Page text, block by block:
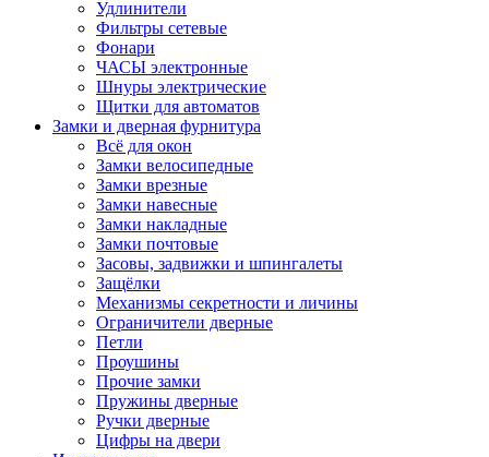
Удлинители
Фильтры сетевые
Фонари
ЧАСЫ электронные
Шнуры электрические
Щитки для автоматов
Замки и дверная фурнитура
Всё для окон
Замки велосипедные
Замки врезные
Замки навесные
Замки накладные
Замки почтовые
Засовы, задвижки и шпингалеты
Защёлки
Механизмы секретности и личины
Ограничители дверные
Петли
Проушины
Прочие замки
Пружины дверные
Ручки дверные
Цифры на двери